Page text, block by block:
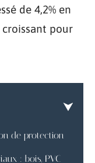
de 4,2% en
croissant pour
de protection
: bois, PVC